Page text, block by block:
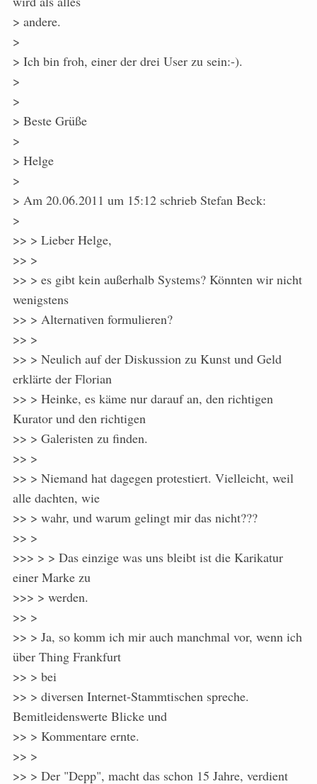
> andere.
>
> Ich bin froh, einer der drei User zu sein:-).
>
>
> Beste Grüße
>
> Helge
>
> Am 20.06.2011 um 15:12 schrieb Stefan Beck:
>
>> > Lieber Helge,
>> >
>> > es gibt kein außerhalb Systems? Könnten wir nicht
wenigstens
>> > Alternativen formulieren?
>> >
>> > Neulich auf der Diskussion zu Kunst und Geld
erklärte der Florian
>> > Heinke, es käme nur darauf an, den richtigen
Kurator und den richtigen
>> > Galeristen zu finden.
>> >
>> > Niemand hat dagegen protestiert. Vielleicht, weil
alle dachten, wie
>> > wahr, und warum gelingt mir das nicht???
>> >
>>> > > Das einzige was uns bleibt ist die Karikatur
einer Marke zu
>>> > werden.
>> >
>> > Ja, so komm ich mir auch manchmal vor, wenn ich
über Thing Frankfurt
>> > bei
>> > diversen Internet-Stammtischen spreche.
Bemitleidenswerte Blicke und
>> > Kommentare ernte.
>> >
>> > Der "Depp", macht das schon 15 Jahre, verdient